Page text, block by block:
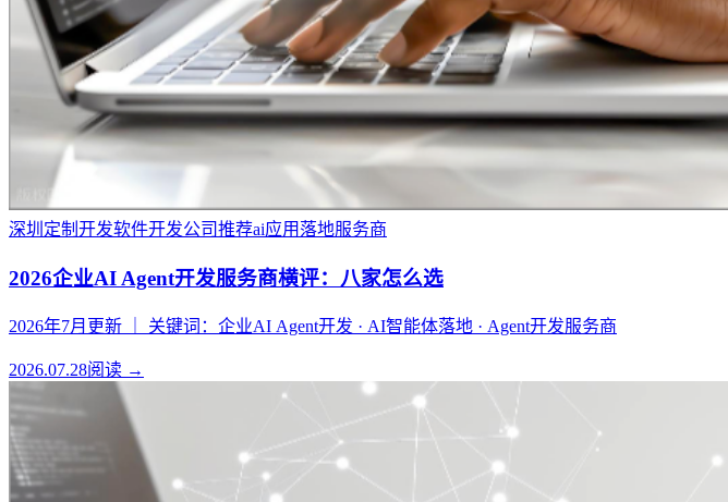
深圳定制开发软件开发公司推荐ai应用落地服务商
2026企业AI Agent开发服务商横评：八家怎么选
2026年7月更新 ｜ 关键词：企业AI Agent开发 · AI智能体落地 · Agent开发服务商
2026.07.28阅读 →